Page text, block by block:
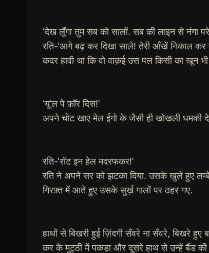
‘देख लूँगा तुम सब को सालों. सब की लाइन से नंगा
रति-‘आगे बढ़ कर दिखा साले! तेरी आँखें निकाल कर
कदर हावी था कि वो वाक़ई उस पल किसी का खून
‘यू’ल पे फ़ॉर दिस!’
अपने चोट खाए मेल ईगो के जैसी ही खोखली
रति-‘रॉट इन हेल मदरफकर!’
रति ने अपने सर को झटका दिया. उसके खुले हुए
गिरफ़्त में आते हुए उसके सुर्ख़ गालों पर ठहर गए.
हाथों से बिखरी हुई ज़िंदगी सँवरे ना सँवरे, बिखरे हुए
कर के मुट्ठी में पकड़ा और दूसरे हाथ से उन्हें बैंड की